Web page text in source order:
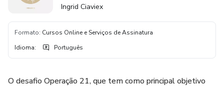
Ingrid Ciaviex
Formato: Cursos Online e Serviços de Assinatura
Idioma: Português
O desafio Operação 21, que tem como principal objetivo